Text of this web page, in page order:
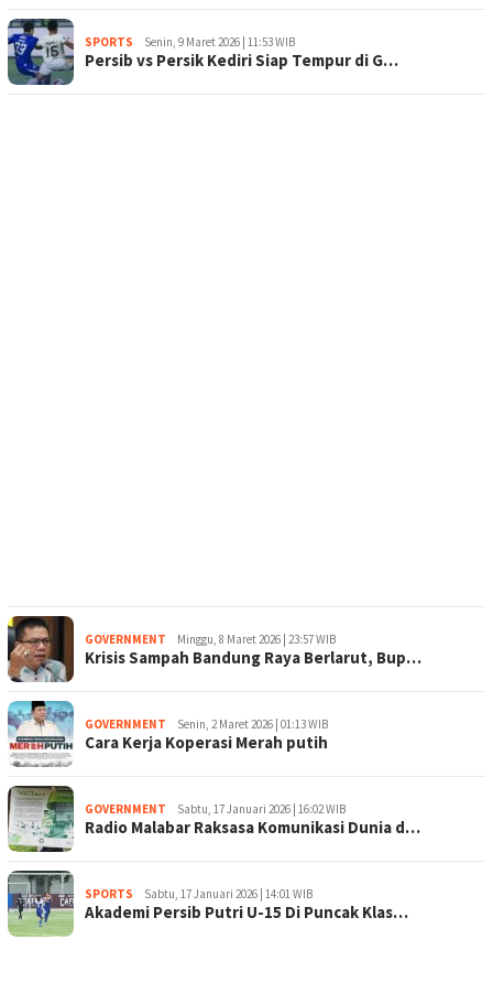
SPORTS Senin, 9 Maret 2026 | 11:53 WIB
Persib vs Persik Kediri Siap Tempur di G…
GOVERNMENT Minggu, 8 Maret 2026 | 23:57 WIB
Krisis Sampah Bandung Raya Berlarut, Bup…
GOVERNMENT Senin, 2 Maret 2026 | 01:13 WIB
Cara Kerja Koperasi Merah putih
GOVERNMENT Sabtu, 17 Januari 2026 | 16:02 WIB
Radio Malabar Raksasa Komunikasi Dunia d…
SPORTS Sabtu, 17 Januari 2026 | 14:01 WIB
Akademi Persib Putri U-15 Di Puncak Klas…